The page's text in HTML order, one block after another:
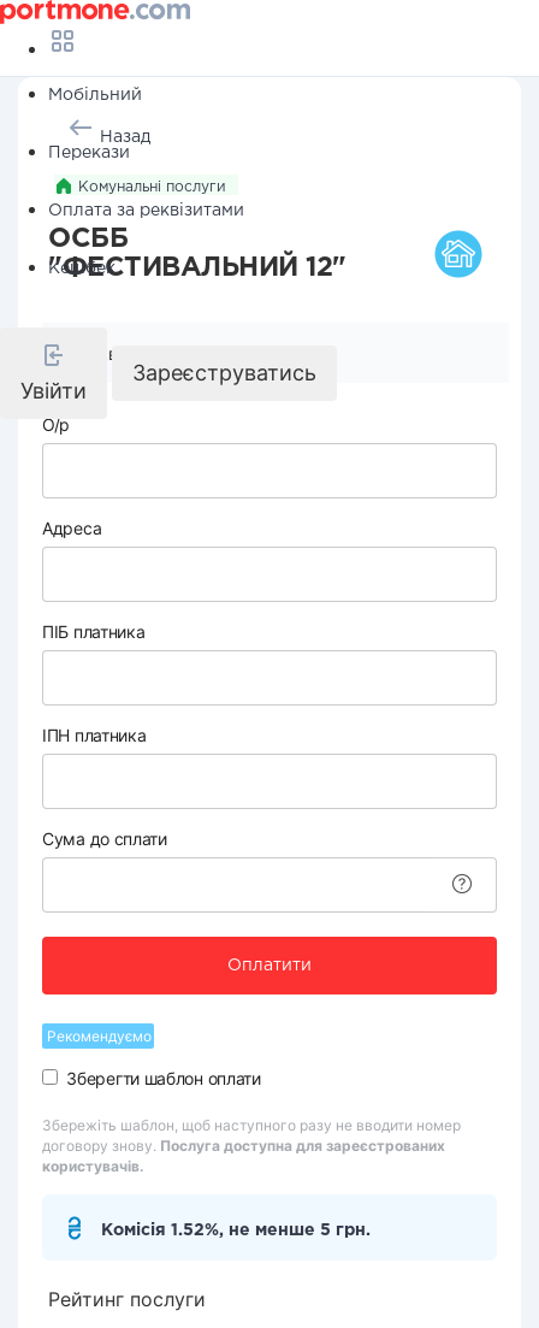
Мобільний
Перекази
Оплата за реквізитами
Кешбек
Увійти
Зареєструватись
Назад
Комунальні послуги
ОСББ
"ФЕСТИВАЛЬНИЙ 12"
Реквізити компанії
О/р
Адреса
ПІБ платника
ІПН платника
Сума до сплати
Оплатити
Рекомендуємо
Зберегти шаблон оплати
Збережіть шаблон, щоб наступного разу не вводити номер
договору знову. Послуга доступна для зареєстрованих
користувачів.
Комісія 1.52%, не менше 5 грн.
Рейтинг послуги